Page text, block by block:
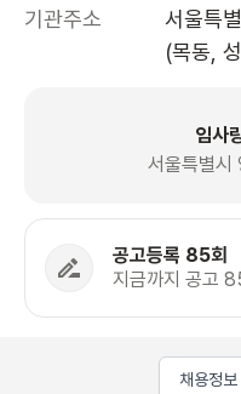
기관주소
서울특
(목동,
임사
서울특별시
공고등록 85회
지금까지 공고
채용정